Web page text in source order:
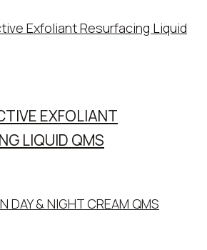
EXFOLIANT
LIQUID QMS